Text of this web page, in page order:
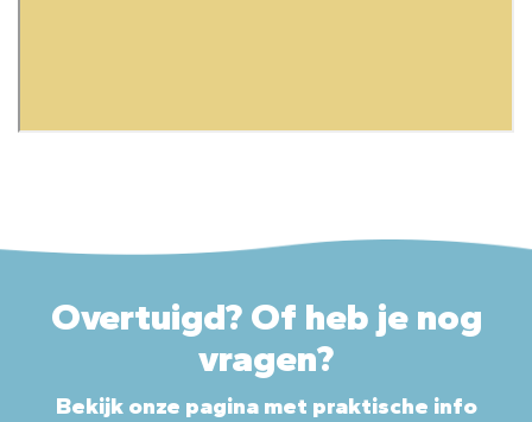
Overtuigd? Of heb je nog
vragen?
Bekijk onze pagina met praktische info